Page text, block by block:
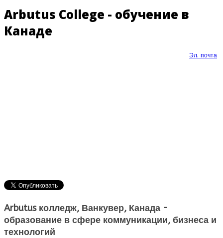
Arbutus College - обучение в
Канаде
Эл. почта
Arbutus колледж, Ванкувер, Канада -
образование в сфере коммуникации, бизнеса и
технологий